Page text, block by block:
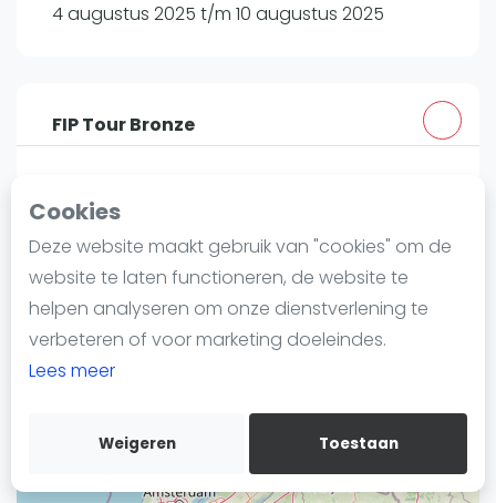
Cookies
Deze website maakt gebruik van "cookies" om de
website te laten functioneren, de website te
helpen analyseren om onze dienstverlening te
verbeteren of voor marketing doeleindes.
Lees meer
Weigeren Toestaan
Nieuws
Overige
Informatie
Over ons
Contact
Adverteren
Insights
WhatsApp
Join WhatsApp Community
4 augustus 2025 t/m 10 augustus 2025
FIP Tour Bronze
padelfip.com
+
−